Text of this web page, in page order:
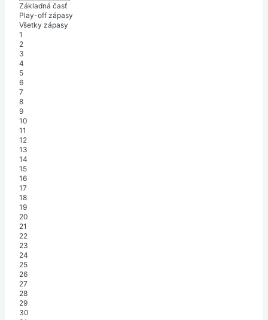
Základná časť
Play-off zápasy
Všetky zápasy
1
2
3
4
5
6
7
8
9
10
11
12
13
14
15
16
17
18
19
20
21
22
23
24
25
26
27
28
29
30